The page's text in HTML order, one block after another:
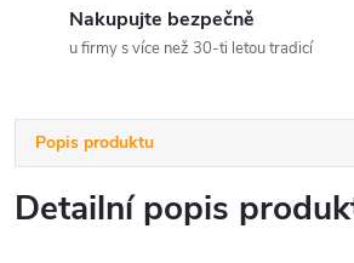
Nakupujte bezpečně
u firmy s více než 30-ti letou tradicí
Popis produktu
Detailní popis